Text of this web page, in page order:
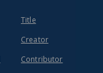
Title
Creator
Contributor